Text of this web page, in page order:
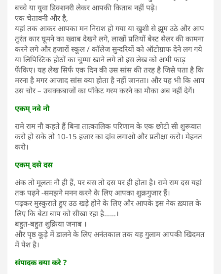
बच्चे या युवा डिक्शनरी लेकर आपकी किताब नहीं पढ़े।
एक चेतावनी और है,
यहां तक आकर आपका मन निराश हो गया या खुशी से झूम उठे और आप
तुरंत कार घूमने का ख्वाब देखने लगे, लाखों प्रतियों बेस्ट सेलर की कामना
करने लगे और हजारों स्कूल / कॉलेज सुन्दरियों को ऑटोग्राफ देने लग गये
या लिपिस्टिक होठों का चुम्मा खाने लगे तो इस लेख को अभी फाड़
फेंकिए। यह लेख सिर्फ एक दिन की उस सांस की तरह है जिसे पता है कि
मरना है मगर आजाद सांस क्या होता है नहीं जानता। और यह भी कि आप
उस चोर – उचक्कबाजों का पॉकेट गरम करने का मौका अब नहीं देगें।
एकम् नवे नौ
रामे राम नौ कहते हैं बिना तात्कालिक परिणाम के एक छोटी सी शुरूवात
करो हो सके तो 10-15 हजार का दांव लगाओ और प्रतीक्षा करो। मेहनत
करो।
एकम् दसे दस
अंक तो मूलतः नौ ही हैं, पर बस तो दस पर ही होता है। रामे राम दस यहां
तक पढ़ने -समझने मनन करने के लिए आपका शुक्रगुजार हैं।
पढ़कर मुस्कुराते हुए उठ खड़े होने के लिए और आपके इस नेक ख़्याल के
लिए कि बेटा बाप को सीखा रहा है……।
बहुत-बहुत शुक्रिया जनाब ।
और पृष्ठ कूड़े में डालने के लिए अनंतकाल तक यह गुलाम आपकी खिदमत
में पेश है।
संपादक क्या करे ?